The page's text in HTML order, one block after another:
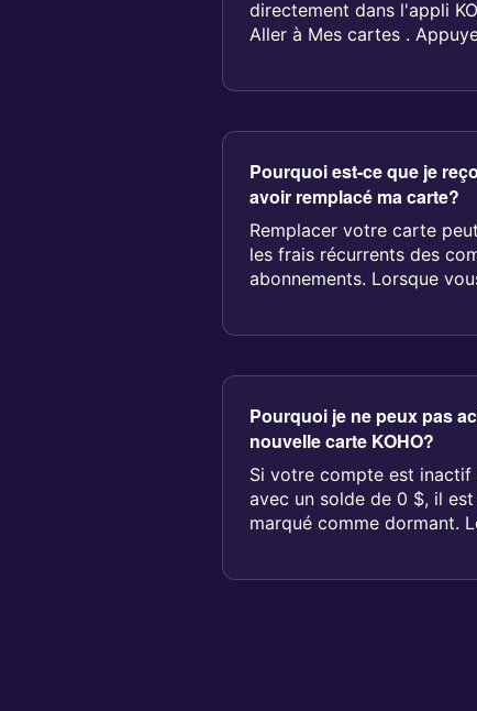
directement dans l'appli
Aller à Mes cartes .
Pourquoi est-ce que je
avoir remplacé ma carte?
Remplacer votre carte
les frais récurrents des
abonnements. Lorsque
Pourquoi je ne peux pas
nouvelle carte KOHO?
Si votre compte est
avec un solde de 0 $, il
marqué comme dormant.